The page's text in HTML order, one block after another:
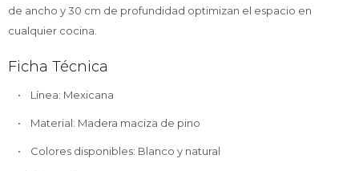
de ancho y 30 cm de profundidad optimizan el espacio en
cualquier cocina.
Ficha Técnica
• Línea: Mexicana
• Material: Madera maciza de pino
• Colores disponibles: Blanco y natural